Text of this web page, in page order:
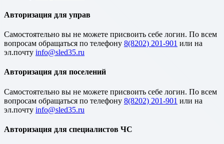
Авторизация для управ
Cамостоятельно вы не можете присвоить себе логин. По всем
вопросам обращаться по телефону 8(8202) 201-901 или на
эл.почту
Авторизация для поселений
Cамостоятельно вы не можете присвоить себе логин. По всем
вопросам обращаться по телефону 8(8202) 201-901 или на
эл.почту
Авторизация для специалистов ЧС